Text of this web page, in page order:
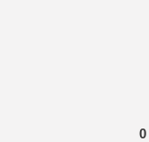
[LS] [PS5] ps5-y2jb-
[GK] Pourquoi Marvel
[GK] Test : Restory : Chill
[GK] GTA 6 : Rockstar
[GK] Hot Wheels Infinite
[GK] Mémoire cash -
[GK] Résultats Nintendo :0